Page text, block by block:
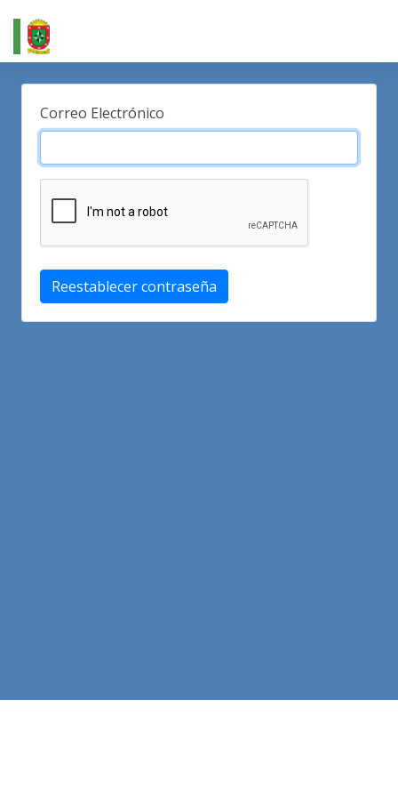
Correo Electrónico
Reestablecer contraseña